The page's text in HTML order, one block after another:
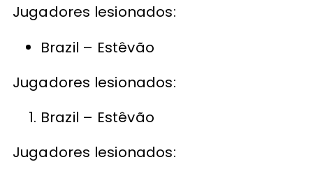
Jugadores lesionados:
Brazil – Estêvão
Jugadores lesionados:
Brazil – Estêvão
Jugadores lesionados: